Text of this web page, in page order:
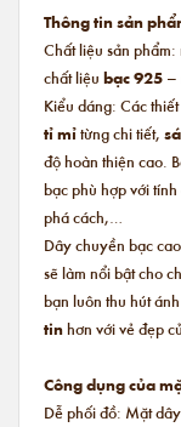
Thông tin sản
Chất liệu sản
chất liệu bạc 925 –
Kiểu dáng: Các
tỉ mỉtừng chi tiết,
độ hoàn thiện cao.
bạc phù hợp với
phá cách,…
Dây chuyền bạc
sẽ làm nổi bật cho
bạn luôn thu hút
tinhơn với vẻ đẹp
Công dụng của
Dễ phối đồ: Mặt